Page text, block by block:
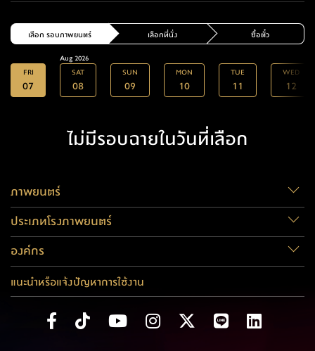
เลือก รอบภาพยนตร์ เลือกที่นั่ง ซื้อตั๋ว
FRI
07
Aug 2026
SAT
08
SUN
09
MON
10
TUE
11
WED
12
ไม่มีรอบฉายในวันที่เลือก
ภาพยนตร์
ประเภทโรงภาพยนตร์
องค์กร
แนะนำหรือแจ้งปัญหาการใช้งาน